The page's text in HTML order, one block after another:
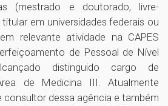
(mestrado e doutorado, livre-
em universidades federais ou
relevante atividade na CAPES
de Pessoal de Nível
distinguido cargo de
de Medicina III. Atualmente
consultor dessa agência e também